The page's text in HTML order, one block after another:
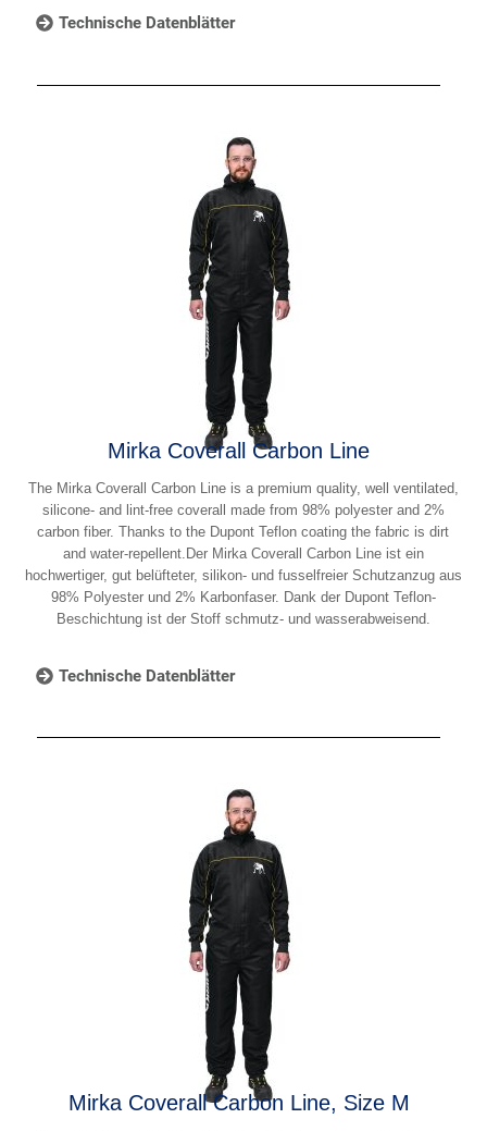
Technische Datenblätter
Mirka Coverall Carbon Line
The Mirka Coverall Carbon Line is a premium quality, well ventilated,
silicone- and lint-free coverall made from 98% polyester and 2%
carbon fiber. Thanks to the Dupont Teflon coating the fabric is dirt
and water-repellent.Der Mirka Coverall Carbon Line ist ein
hochwertiger, gut belüfteter, silikon- und fusselfreier Schutzanzug aus
98% Polyester und 2% Karbonfaser. Dank der Dupont Teflon-
Beschichtung ist der Stoff schmutz- und wasserabweisend.
Technische Datenblätter
Mirka Coverall Carbon Line, Size M